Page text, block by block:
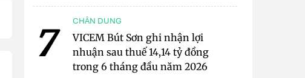
7 CHÂN DUNG
VICEM Bút Sơn ghi nhận lợi
nhuận sau thuế 14,14 tỷ đồng
trong 6 tháng đầu năm 2026